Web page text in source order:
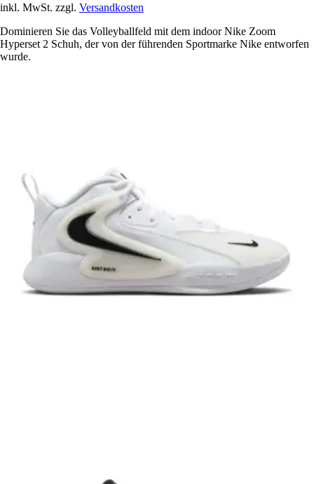
inkl. MwSt. zzgl. Versandkosten
Dominieren Sie das Volleyballfeld mit dem indoor Nike Zoom
Hyperset 2 Schuh, der von der führenden Sportmarke Nike entworfen
wurde.